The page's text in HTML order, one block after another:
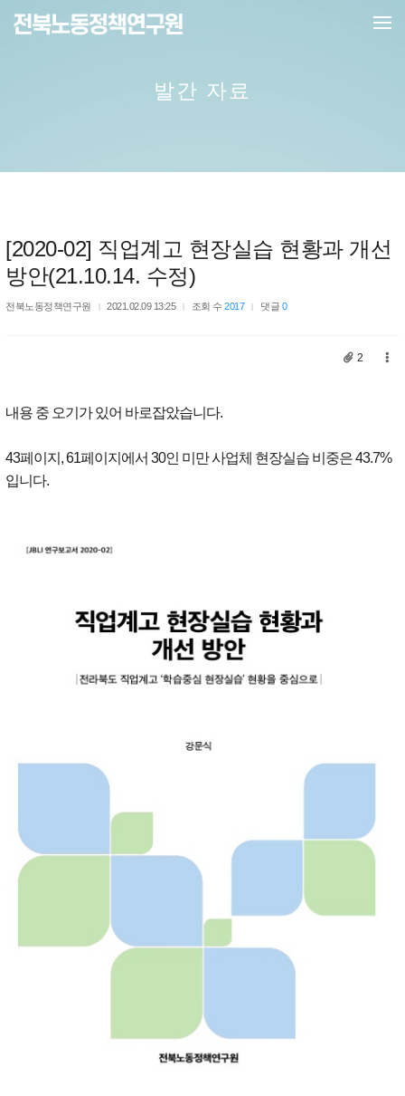
메뉴 건너뛰기
발간 자료
[2020-02] 직업계고 현장실습 현황과 개선
방안(21.10.14. 수정)
전북노동정책연구원 2021.02.09 13:25 조회 수2017 댓글 0
2
내용 중 오기가 있어 바로잡았습니다.
43페이지, 61페이지에서 30인 미만 사업체 현장실습 비중은 43.7%
입니다.